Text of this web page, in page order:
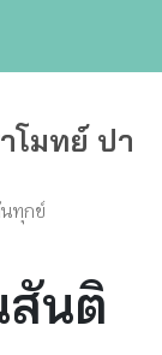
โมทย์ ปา
ทุกข์
นติ